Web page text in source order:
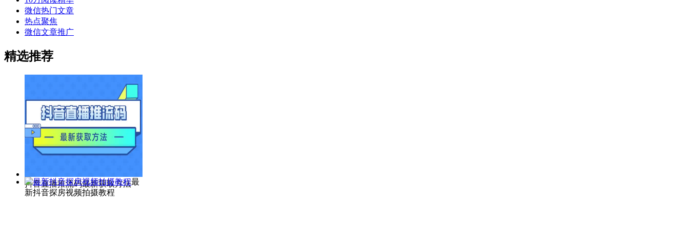
微信热门文章
热点聚焦
微信文章推广
精选推荐
抖音直播推流码最新获取方法最
新抖音探房视频拍摄教程